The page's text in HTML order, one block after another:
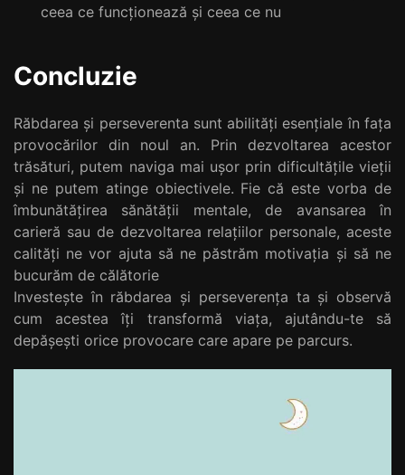
ceea ce funcționează și ceea ce nu
Concluzie
Răbdarea și perseverenta sunt abilități esențiale în fața
provocărilor din noul an. Prin dezvoltarea acestor
trăsături, putem naviga mai ușor prin dificultățile vieții
și ne putem atinge obiectivele. Fie că este vorba de
îmbunătățirea sănătății mentale, de avansarea în
carieră sau de dezvoltarea relațiilor personale, aceste
calități ne vor ajuta să ne păstrăm motivația și să ne
bucurăm de călătorie
Investește în răbdarea și perseverența ta și observă
cum acestea îți transformă viața, ajutându-te să
depășești orice provocare care apare pe parcurs.